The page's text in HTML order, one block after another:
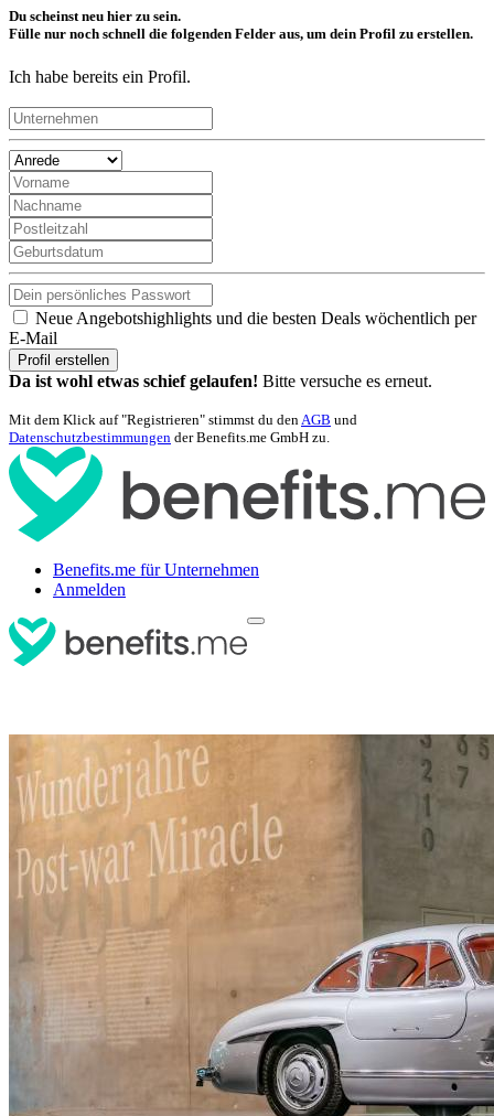
Du scheinst neu hier zu sein.
Fülle nur noch schnell die folgenden Felder aus, um dein Profil zu erstellen.
Ich habe bereits ein Profil.
Neue Angebotshighlights und die besten Deals wöchentlich per
E-Mail
Profil erstellen
Da ist wohl etwas schief gelaufen! Bitte versuche es erneut.
Mit dem Klick auf "Registrieren" stimmst du denAGB und
Datenschutzbestimmungen der Benefits.me GmbH zu.
Benefits.me für Unternehmen
Anmelden